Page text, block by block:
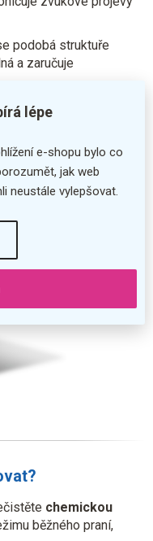
lépe
e-shopu bylo co
jak web
neustále vylepšovat.
podobá struktuře
a zaručuje
chemickou
běžného praní,